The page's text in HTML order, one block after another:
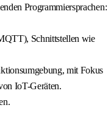
Programmiersprachen:
Schnittstellen wie
mit Fokus
IoT-Geräten.